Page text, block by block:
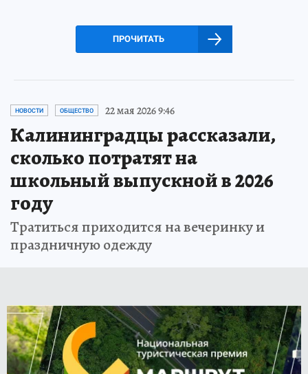
ПРОЧИТАТЬ
НОВОСТИ ОБЩЕСТВО 22 мая 2026 9:46
Калининградцы рассказали,
сколько потратят на
школьный выпускной в 2026
году
Тратиться приходится на вечеринку и
праздничную одежду